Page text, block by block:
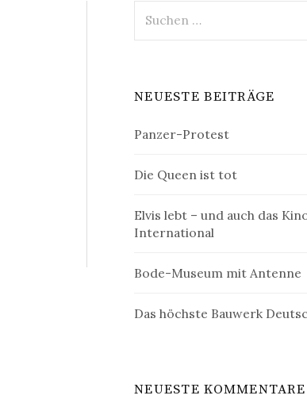
nach:
NEUESTE BEITRÄGE
Panzer-Protest
Die Queen ist tot
Elvis lebt – und auch das
International
Bode-Museum mit Antenne
Das höchste Bauwerk
NEUESTE KOMMENTARE